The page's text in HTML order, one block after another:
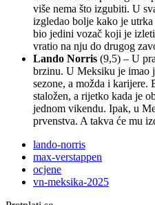
više nema što izgubiti. U
izgledao bolje kako je
bio jedini vozač koji je
vratio na nju do drugog
Lando Norris (9,5) – U
brzinu. U Meksiku je imao
sezone, a možda i karijere.
staložen, a rijetko kada je
jednom vikendu. Ipak, u
prvenstva. A takva će mu
lando-norris
max-verstappen
ocjene
vn-meksika-2025